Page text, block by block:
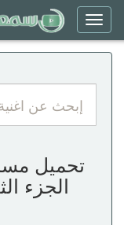
Toggle
navigation
تحميل